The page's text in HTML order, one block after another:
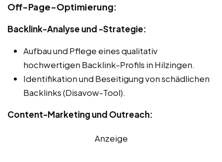
Off-Page-Optimierung:
Backlink-Analyse und -Strategie:
Aufbau und Pflege eines qualitativ
hochwertigen Backlink-Profils in Hilzingen.
Identifikation und Beseitigung von schädlichen
Backlinks (Disavow-Tool).
Content-Marketing und Outreach:
Anzeige